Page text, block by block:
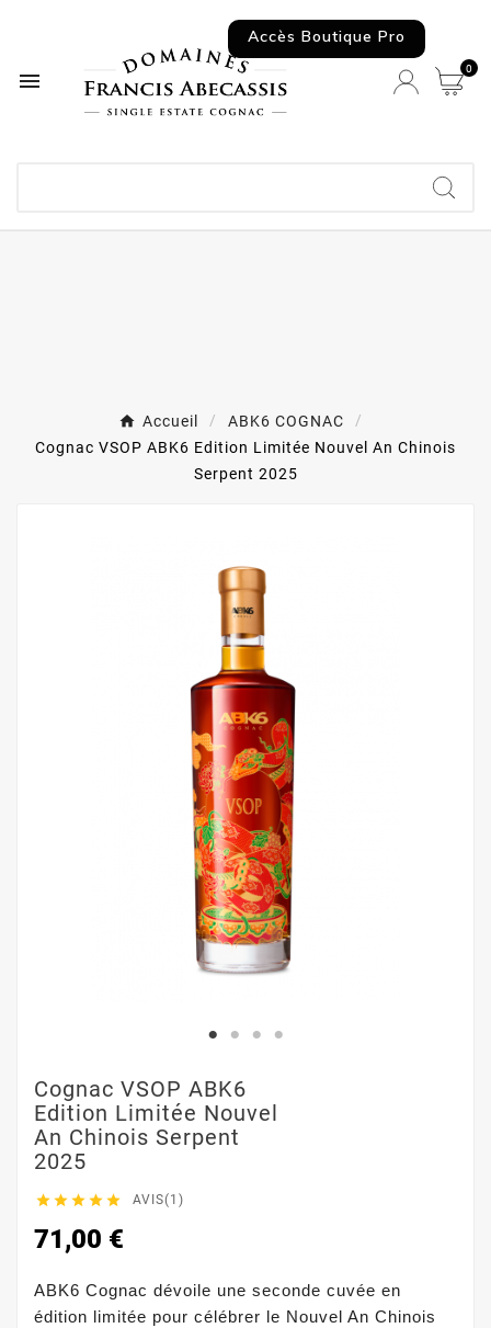
 0
Accueil
ABK6 COGNAC
Cognac VSOP ABK6 Edition Limitée Nouvel An Chinois
Serpent 2025
Cognac VSOP ABK6
Edition Limitée Nouvel
An Chinois Serpent
2025
     AVIS(1)
71,00 €
ABK6 Cognac dévoile une seconde cuvée en
édition limitée pour célébrer le Nouvel An Chinois
Accès Boutique Pro